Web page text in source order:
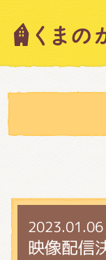
2023.01.06
映像配信
キャ
ス
絵本